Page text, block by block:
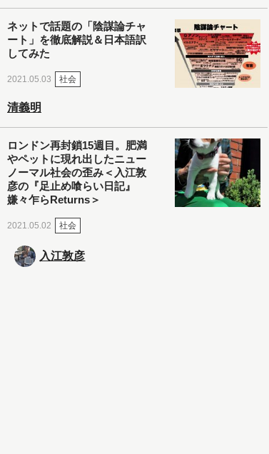
ネットで話題の「陰謀論チャ
ート」を徹底解説＆日本語訳
してみた
2021.05.03 社会
清義明
ロンドン再封鎖15週目。肥満
やペットに現れ出したニュー
ノーマル社会の歪み＜入江敦
彦の『足止め喰らい日記』
嫌々乍らReturns＞
2021.05.02 社会
入江敦彦